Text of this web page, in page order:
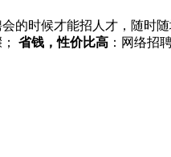
的时候才能招人才，随时随
省钱，性价比高 ：网络招